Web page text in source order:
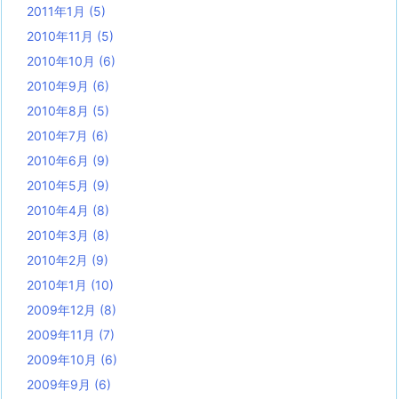
2011年1月 (5)
2010年11月 (5)
2010年10月 (6)
2010年9月 (6)
2010年8月 (5)
2010年7月 (6)
2010年6月 (9)
2010年5月 (9)
2010年4月 (8)
2010年3月 (8)
2010年2月 (9)
2010年1月 (10)
2009年12月 (8)
2009年11月 (7)
2009年10月 (6)
2009年9月 (6)